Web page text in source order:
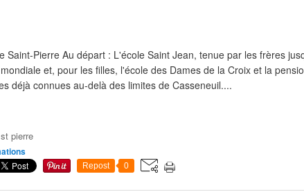
Saint-Pierre Au départ : L'école Saint Jean, tenue par les frères
et, pour les filles, l'école des Dames de la Croix et la
déjà connues au-delà des limites de Casseneuil....
pierre
Repost 0